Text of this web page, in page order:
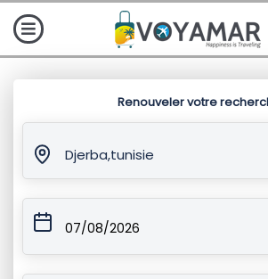
Renouveler votre
Djerba,tunisie
07/08/2026